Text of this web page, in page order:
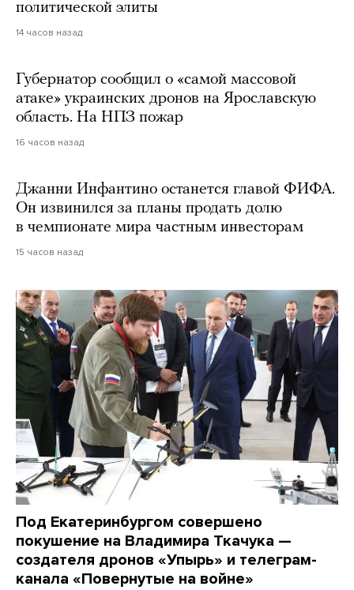
политической элиты
14 часов назад
Губернатор сообщил о «самой массовой
атаке» украинских дронов на Ярославскую
область. На НПЗ пожар
16 часов назад
Джанни Инфантино останется главой ФИФА.
Он извинился за планы продать долю
в чемпионате мира частным инвесторам
15 часов назад
Под Екатеринбургом совершено
покушение на Владимира Ткачука —
создателя дронов «Упырь» и телеграм-
канала «Повернутые на войне»